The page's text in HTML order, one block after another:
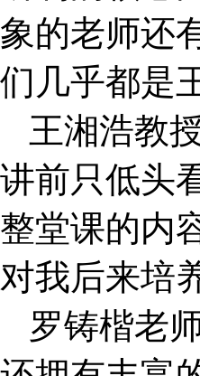
象的老师还
们几乎都是
王湘浩教
讲前只低头
整堂课的内
对我后来培
罗铸楷老